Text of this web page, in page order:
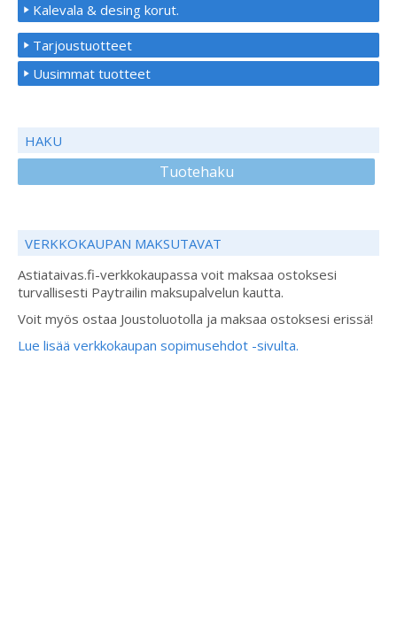
Kalevala & desing korut.
Tarjoustuotteet
Uusimmat tuotteet
HAKU
Tuotehaku
VERKKOKAUPAN MAKSUTAVAT
Astiataivas.fi-verkkokaupassa voit maksaa ostoksesi
turvallisesti Paytrailin maksupalvelun kautta.
Voit myös ostaa Joustoluotolla ja maksaa ostoksesi erissä!
Lue lisää verkkokaupan sopimusehdot -sivulta.